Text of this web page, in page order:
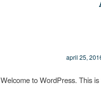
april 25,
Welcome to WordPress. This